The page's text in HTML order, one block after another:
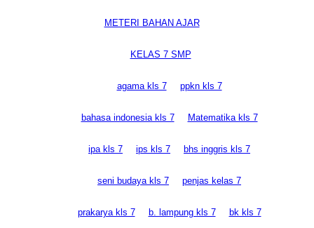
METERI BAHAN AJAR
KELAS 7 SMP
agama kls 7 ppkn kls 7
bahasa indonesia kls 7 Matematika kls 7
ipa kls 7 ips kls 7 bhs inggris kls 7
seni budaya kls 7 penjas kelas 7
prakarya kls 7 b. lampung kls 7 bk kls 7